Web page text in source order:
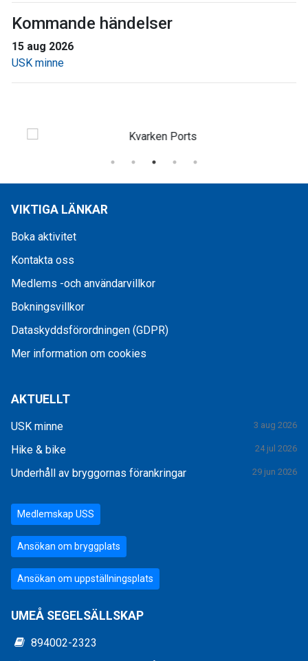
Kommande händelser
15 aug 2026
USK minne
VIKTIGA LÄNKAR
Boka aktivitet
Kontakta oss
Medlems -och användarvillkor
Bokningsvillkor
Dataskyddsförordningen (GDPR)
Mer information om cookies
AKTUELLT
USK minne 3 aug 2026
Hike & bike 24 jul 2026
Underhåll av bryggornas förankringar 29 jun 2026
Medlemskap USS
Ansökan om bryggplats
Ansökan om uppställningsplats
UMEÅ SEGELSÄLLSKAP
894002-2323